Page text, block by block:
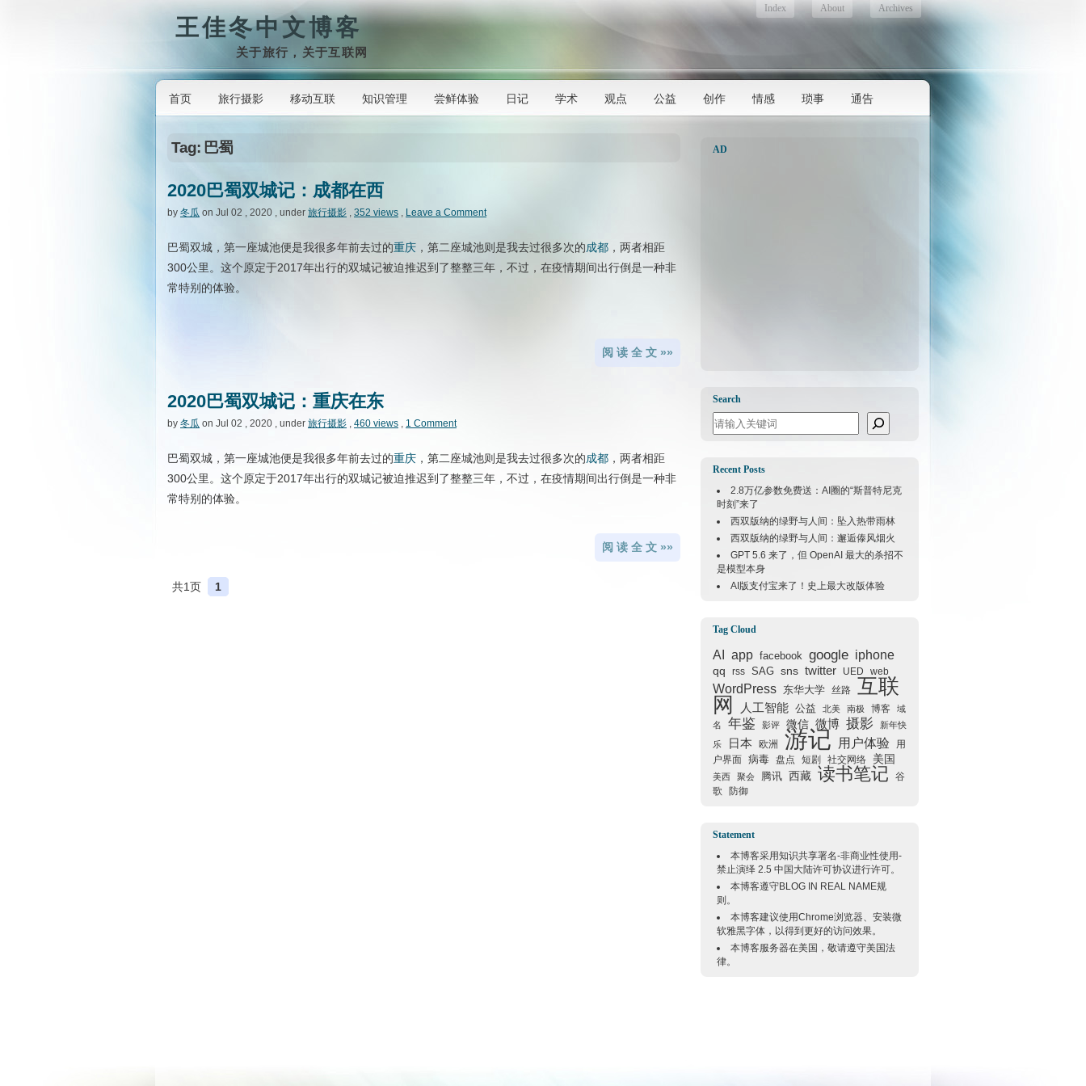
王佳冬中文博客
关于旅行，关于互联网
Index About Archives
首页 旅行摄影 移动互联 知识管理 尝鲜体验 日记 学术 观点 公益 创作 情感 琐事 通告
Tag: 巴蜀
2020巴蜀双城记：成都在西
by 冬瓜 on Jul 02 , 2020 , under 旅行摄影 , 352 views , Leave a Comment
巴蜀双城，第一座城池便是我很多年前去过的重庆 ，第二座城池则是我去过很多次的成都 ，两者相距
300公里。这个原定于2017年出行的双城记被迫推迟到了整整三年，不过，在疫情期间出行倒是一种非
常特别的体验。
阅 读 全 文 »»
2020巴蜀双城记：重庆在东
by 冬瓜 on Jul 02 , 2020 , under 旅行摄影 , 460 views , 1 Comment
巴蜀双城，第一座城池便是我很多年前去过的重庆 ，第二座城池则是我去过很多次的成都 ，两者相距
300公里。这个原定于2017年出行的双城记被迫推迟到了整整三年，不过，在疫情期间出行倒是一种非
常特别的体验。
阅 读 全 文 »»
共1页 1
AD
Search
Search
Recent Posts
2.8万亿参数免费送：AI圈的“斯普特尼克
时刻”来了
西双版纳的绿野与人间：坠入热带雨林
西双版纳的绿野与人间：邂逅傣风烟火
GPT 5.6 来了，但 OpenAI 最大的杀招不
是模型本身
AI版支付宝来了！史上最大改版体验
Tag Cloud
AI app facebook google iphone
qq rss SAG sns twitter UED web
WordPress 东华大学 丝路 互联
网
人工智能 公益 北美 南极 博客
域
名
年鉴 影评 微信 微博 摄影
新年快
乐
日本 欧洲 游记 用户体验
用
户界面
病毒 盘点 短剧 社交网络 美国
美西 聚会 腾讯 西藏 读书笔记
谷
歌
防御
Statement
本博客采用知识共享署名-非商业性使用-
禁止演绎 2.5 中国大陆许可协议进行许可。
本博客遵守BLOG IN REAL NAME规
则。
本博客建议使用Chrome浏览器、安装微
软雅黑字体，以得到更好的访问效果。
本博客服务器在美国 ，敬请遵守美国法
律。